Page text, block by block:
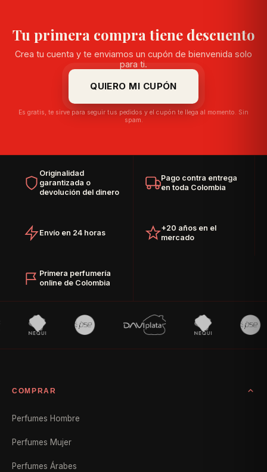
Tu primera compra tiene descuento
Crea tu cuenta y te enviamos un cupón de bienvenida solo
para ti.
QUIERO MI CUPÓN
Es gratis, te sirve para seguir tus pedidos y el cupón te llega al momento. Sin
spam.
Originalidad
garantizada o
devolución del dinero
Pago contra entrega
en toda Colombia
Envío en 24 horas
+20 años en el
mercado
Primera perfumería
online de Colombia
COMPRAR
Perfumes Hombre
Perfumes Mujer
Perfumes Árabes